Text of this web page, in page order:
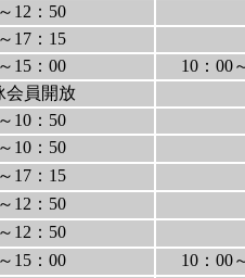
12：50
17：15
15：00
10：00
会員開放
10：50
10：50
17：15
12：50
12：50
15：00
10：00